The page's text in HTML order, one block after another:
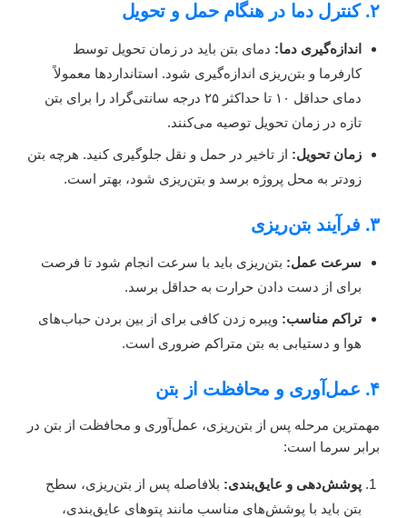
۲. کنترل دما در هنگام حمل و تحویل
اندازه‌گیری دما: دمای بتن باید در زمان تحویل توسط
کارفرما و بتن‌ریزی اندازه‌گیری شود. استانداردها معمولاً
دمای حداقل ۱۰ تا حداکثر ۲۵ درجه سانتی‌گراد را برای بتن
تازه در زمان تحویل توصیه می‌کنند.
زمان تحویل: از تاخیر در حمل و نقل جلوگیری کنید. هرچه بتن
زودتر به محل پروژه برسد و بتن‌ریزی شود، بهتر است.
۳. فرآیند بتن‌ریزی
سرعت عمل: بتن‌ریزی باید با سرعت انجام شود تا فرصت
برای از دست دادن حرارت به حداقل برسد.
تراکم مناسب: ویبره زدن کافی برای از بین بردن حباب‌های
هوا و دستیابی به بتن متراکم ضروری است.
۴. عمل‌آوری و محافظت از بتن
مهمترین مرحله پس از بتن‌ریزی، عمل‌آوری و محافظت از بتن در
برابر سرما است:
پوشش‌دهی و عایق‌بندی: بلافاصله پس از بتن‌ریزی، سطح
بتن باید با پوشش‌های مناسب مانند پتوهای عایق‌بندی،